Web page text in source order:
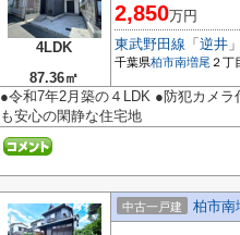
4LDK
87.36㎡
2,850万円
東武野田線 「 逆井
千葉県柏市南増尾 ２丁
●令和7年2月築の４LDK ●防犯カメ
も安心の閑静な住宅地
中古一戸建 柏市南